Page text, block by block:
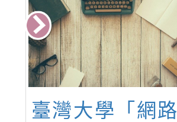
臺灣大學「網路